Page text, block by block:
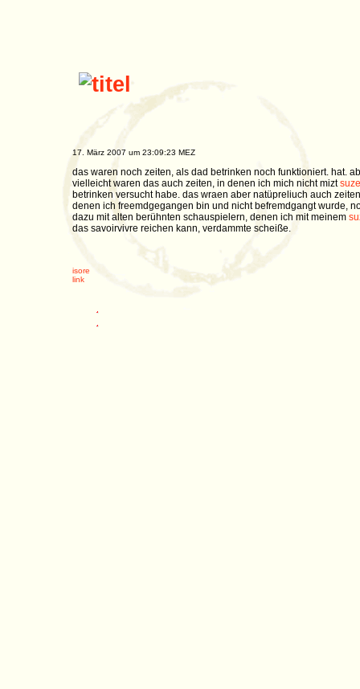
17. März 2007 um 23:09:23 MEZ
das waren noch zeiten, als dad betrinken noch funktioniert. hat.
vielleicht waren das auch zeiten, in denen ich mich nicht miztsuze
betrinken versucht habe. das wraen aber natüpreliuch auch
denen ich freemdgegangen bin und nicht befremdgangt wurde,
dazu mit alten berühnten schauspielern, denen ich mit meinem
das savoirvivre reichen kann, verdammte scheiße.
isore
link